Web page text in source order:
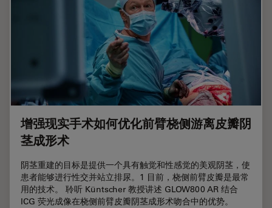
增强现实手术如何优化前臂桡侧游离皮瓣阴
茎成形术
阴茎重建的目标是提供一个具有触觉和性感觉的美观阴茎，使
患者能够进行性交并站立排尿。1 目前，桡侧前臂皮瓣是最常
用的技术。 聆听 Küntscher 教授讲述 GLOW800 AR 结合
ICG 荧光成像在桡侧前臂皮瓣阴茎成形术吻合中的优势。